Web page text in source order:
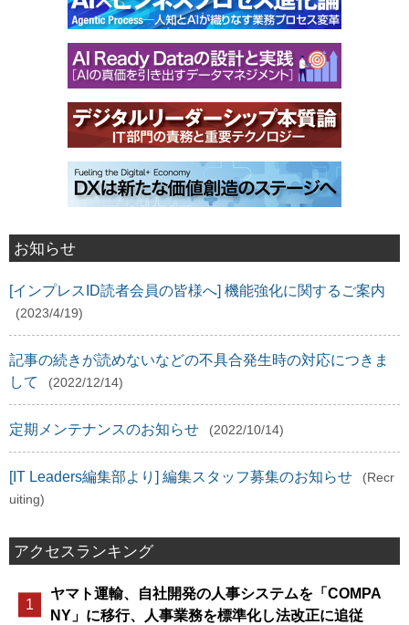
お知らせ
[インプレスID読者会員の皆様へ] 機能強化に関するご案内
(2023/4/19)
記事の続きが読めないなどの不具合発生時の対応につきま
して
(2022/12/14)
定期メンテナンスのお知らせ (2022/10/14)
[IT Leaders編集部より] 編集スタッフ募集のお知らせ
(Recr
uiting)
アクセスランキング
ヤマト運輸、自社開発の人事システムを「COMPA
NY」に移行、人事業務を標準化し法改正に追従